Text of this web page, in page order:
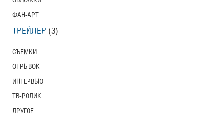
ФАН-АРТ
ТРЕЙЛЕР (3)
СЪЕМКИ
ОТРЫВОК
ИНТЕРВЬЮ
ТВ-РОЛИК
ДРУГОЕ